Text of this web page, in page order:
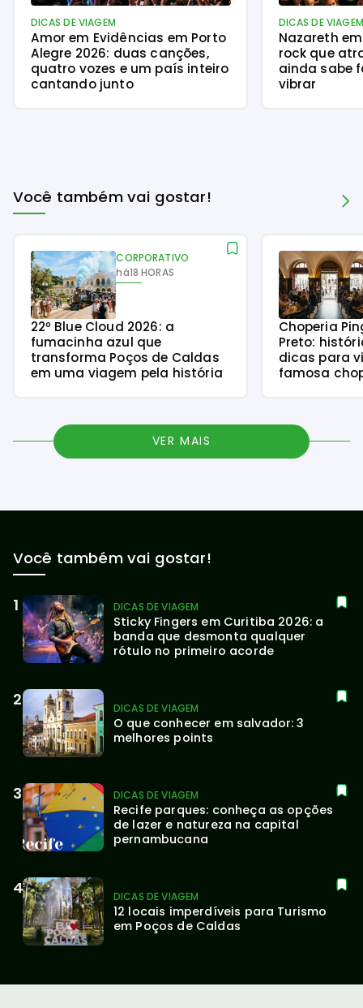
DICAS DE VIAGEM
Amor em Evidências em Porto
Alegre 2026: duas canções,
quatro vozes e um país inteiro
cantando junto
DICAS DE VIAGEM
Nazareth
rock que
ainda sabe
vibrar
Você também vai gostar!
CORPORATIVO
há18 HORAS
22º Blue Cloud 2026: a
fumacinha azul que
transforma Poços de Caldas
em uma viagem pela história
Choperia
Preto:
dicas para
famosa
VER MAIS
Você também vai gostar!
DICAS DE VIAGEM
Sticky Fingers em Curitiba 2026: a
banda que desmonta qualquer
rótulo no primeiro acorde
DICAS DE VIAGEM
O que conhecer em salvador: 3
melhores points
DICAS DE VIAGEM
Recife parques: conheça as opções
de lazer e natureza na capital
pernambucana
DICAS DE VIAGEM
12 locais imperdíveis para Turismo
em Poços de Caldas